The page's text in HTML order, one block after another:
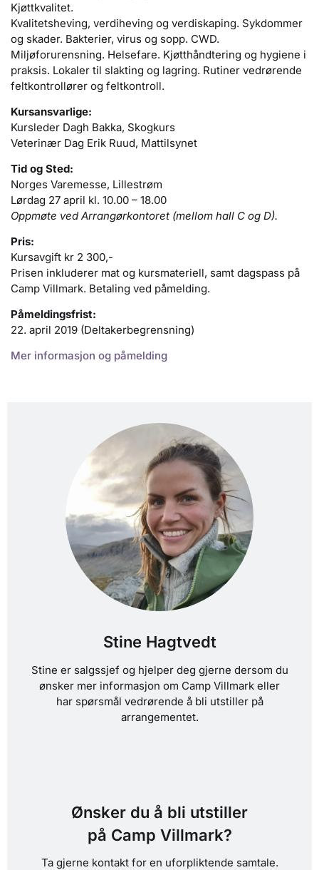
Kjøttkvalitet.
Kvalitetsheving, verdiheving og verdiskaping. Sykdommer
og skader. Bakterier, virus og sopp. CWD.
Miljøforurensning. Helsefare. Kjøtthåndtering og hygiene i
praksis. Lokaler til slakting og lagring. Rutiner vedrørende
feltkontrollører og feltkontroll.
Kursansvarlige:
Kursleder Dagh Bakka, Skogkurs
Veterinær Dag Erik Ruud, Mattilsynet
Tid og Sted:
Norges Varemesse, Lillestrøm
Lørdag 27 april kl. 10.00 – 18.00
Oppmøte ved Arrangørkontoret (mellom hall C og D).
Pris:
Kursavgift kr 2 300,-
Prisen inkluderer mat og kursmateriell, samt dagspass på
Camp Villmark. Betaling ved påmelding.
Påmeldingsfrist:
22. april 2019 (Deltakerbegrensning)
Mer informasjon og påmelding
Stine Hagtvedt
Stine er salgssjef og hjelper deg gjerne dersom du
ønsker mer informasjon om Camp Villmark eller
har spørsmål vedrørende å bli utstiller på
arrangementet.
Ønsker du å bli utstiller
på Camp Villmark?
Ta gjerne kontakt for en uforpliktende samtale.